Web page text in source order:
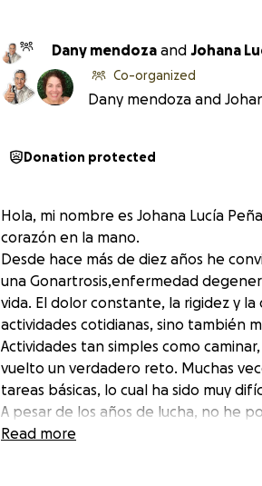
Dany mendoza and Johana
Co-organized
Dany mendoza and
Donation protected
Hola, mi nombre es Johana Lucía
corazón en la mano.
Desde hace más de diez años he
una Gonartrosis,enfermedad
vida. El dolor constante, la rigidez y
actividades cotidianas, sino también
Actividades tan simples como
vuelto un verdadero reto. Muchas
tareas básicas, lo cual ha sido muy
A pesar de los años de lucha, no he
con seguro médico ni los recursos
Read more